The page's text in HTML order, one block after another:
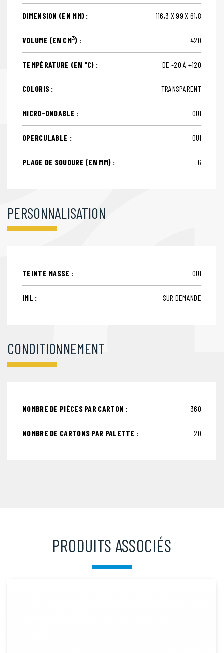
DIMENSION (EN MM) : 116,3 X 99 X 61,8
VOLUME (EN CM3) : 420
TEMPÉRATURE (EN °C) : DE -20 À +120
COLORIS : TRANSPARENT
MICRO-ONDABLE : OUI
OPERCULABLE : OUI
PLAGE DE SOUDURE (EN MM) : 6
PERSONNALISATION
TEINTE MASSE : OUI
IML : SUR DEMANDE
CONDITIONNEMENT
NOMBRE DE PIÈCES PAR CARTON : 360
NOMBRE DE CARTONS PAR PALETTE : 20
PRODUITS ASSOCIÉS